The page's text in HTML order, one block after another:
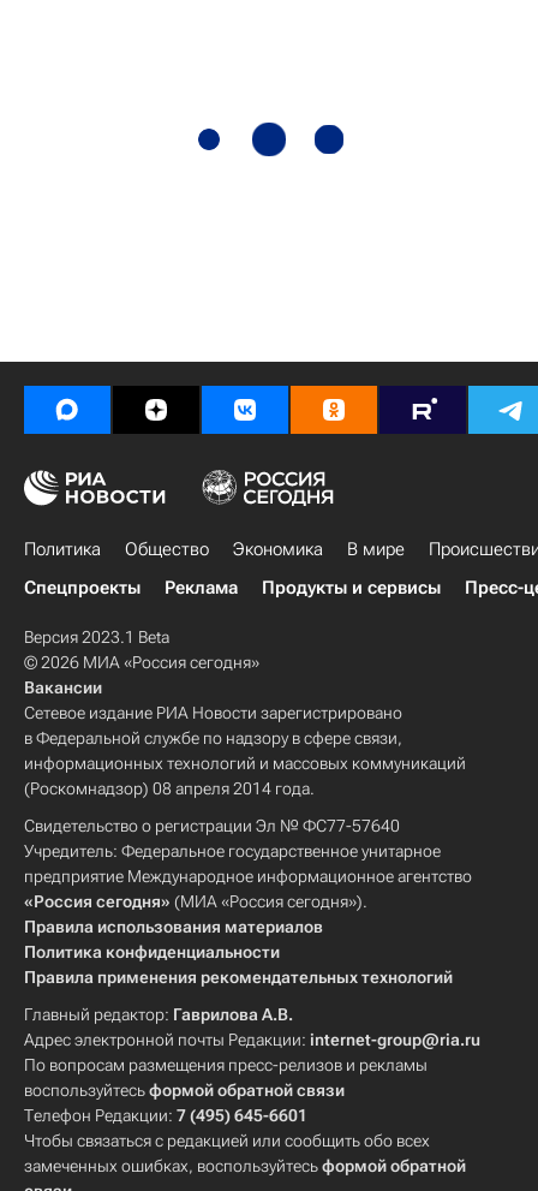
Политика Общество Экономика В мире
Спецпроекты
Реклама Продукты и сервисы Пресс-
Версия 2023.1 Beta
© 2026 МИА «Россия сегодня»
Вакансии
Сетевое издание РИА Новости зарегистрировано
в Федеральной службе по надзору в сфере связи,
информационных технологий и массовых коммуникаций
(Роскомнадзор) 08 апреля 2014 года.
Свидетельство о регистрации Эл № ФС77-57640
Учредитель: Федеральное государственное унитарное
предприятие Международное информационное агентство
«Россия сегодня» (МИА «Россия сегодня»).
Правила использования материалов
Политика конфиденциальности
Правила применения рекомендательных технологий
Главный редактор: Гаврилова А.В.
Адрес электронной почты Редакции: internet-group@ria.ru
По вопросам размещения пресс-релизов и рекламы
воспользуйтесьформой обратной связи
Телефон Редакции: 7 (495) 645-6601
Чтобы связаться с редакцией или сообщить обо всех
замеченных ошибках, воспользуйтесьформой обратной